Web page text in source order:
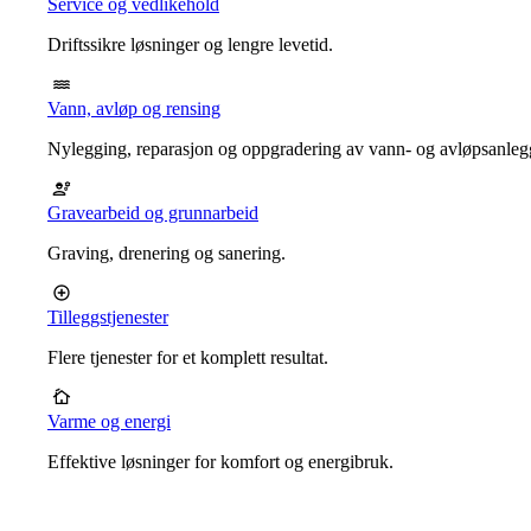
Driftssikre løsninger og lengre levetid.
Vann, avløp og rensing
Nylegging, reparasjon og oppgradering av vann- og
Gravearbeid og grunnarbeid
Graving, drenering og sanering.
Tilleggstjenester
Flere tjenester for et komplett resultat.
Varme og energi
Effektive løsninger for komfort og energibruk.